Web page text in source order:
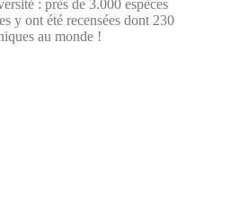
: près de 3.000 espèces
y ont été recensées dont 230
au monde !